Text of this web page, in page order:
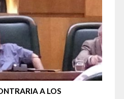
A LOS